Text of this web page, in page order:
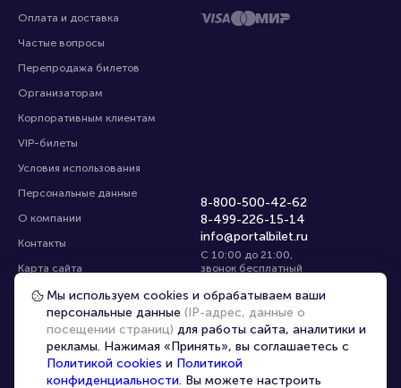
Оплата и доставка
Частые вопросы
Перепродажа билетов
Организаторам
Корпоративным клиентам
VIP-билеты
Условия использования
Персональные данные
О компании
Контакты
Карта сайта
Управление cookies
8-800-500-42-62
8-499-226-15-14
info@portalbilet.ru
С 10:00 до 21:00,
звонок бесплатный
Все площадки
Главная | Ростов-на-Дону
Мы используем cookies и обрабатываем ваши
персональные данные (IP-адрес, данные о
посещении страниц) для работы сайта, аналитики и
рекламы. Нажимая «Принять», вы соглашаетесь с
Политикой cookies и Политикой
конфиденциальности. Вы можете настроить